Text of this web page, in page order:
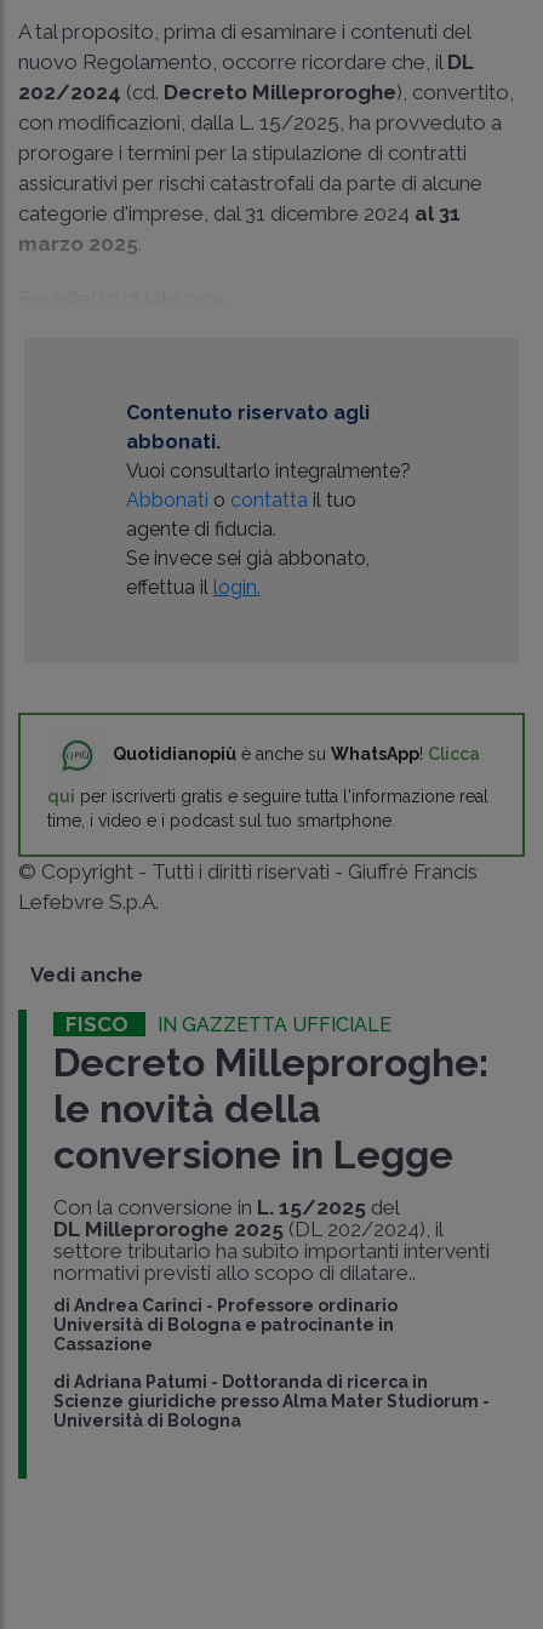
A tal proposito, prima di esaminare i contenuti del
nuovo Regolamento, occorre ricordare che, il DL
202/2024 (cd. Decreto Milleproroghe), convertito,
con modificazioni, dalla L. 15/2025, ha provveduto a
prorogare i termini per la stipulazione di contratti
assicurativi per rischi catastrofali da parte di alcune
categorie d'imprese, dal 31 dicembre 2024 al 31
marzo 2025.
Contenuto riservato agli
abbonati.
Vuoi consultarlo integralmente?
Abbonati o contatta il tuo
agente di fiducia.
Se invece sei già abbonato,
effettua il login.
Quotidianopiù è anche su WhatsApp! Clicca
qui per iscriverti gratis e seguire tutta l'informazione real
time, i video e i podcast sul tuo smartphone.
© Copyright - Tutti i diritti riservati - Giuffrè Francis
Lefebvre S.p.A.
Vedi anche
FISCO IN GAZZETTA UFFICIALE
Decreto Milleproroghe:
le novità della
conversione in Legge
Con la conversione in L. 15/2025del
DL Milleproroghe 2025(DL 202/2024), il
settore tributario ha subìto importanti interventi
normativi previsti allo scopo di dilatare..
di Andrea Carinci - Professore ordinario
Università di Bologna e patrocinante in
Cassazione
di Adriana Patumi - Dottoranda di ricerca in
Scienze giuridiche presso Alma Mater Studiorum -
Università di Bologna